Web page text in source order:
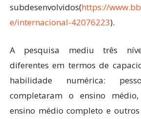
subdesenvolvidos(https://
e/internacional-42076223).
A pesquisa mediu três
diferentes em termos de
habilidade numérica:
completaram o ensino
ensino médio completo e